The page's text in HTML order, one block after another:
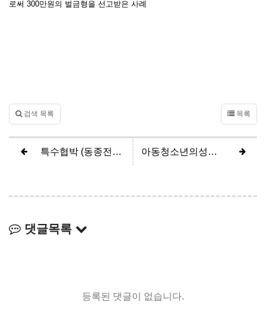
로써 300만원의 벌금형을 선고받은 사례
검색 목록 목록
특수협박 (동종전과, 구속피고인 집행유예) 아동청소년의성보호에관한법률위반, 강제추행 (수사단계 혐의없음)
댓글목록
등록된 댓글이 없습니다.